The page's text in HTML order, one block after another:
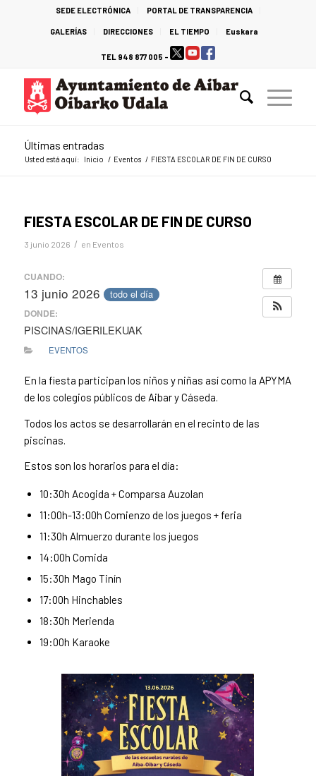
SEDE ELECTRÓNICA PORTAL DE TRANSPARENCIA
GALERÍAS DIRECCIONES EL TIEMPO Euskara
TEL 948 877 005 -
Últimas entradas
Usted está aquí: Inicio / Eventos / FIESTA ESCOLAR DE FIN DE CURSO
FIESTA ESCOLAR DE FIN DE CURSO
3 junio 2026 / en Eventos
CUANDO:
13 junio 2026 todo el día
DONDE:
PISCINAS/IGERILEKUAK
EVENTOS
En la fiesta participan los niños y niñas así como la APYMA
de los colegios públicos de Aibar y Cáseda.
Todos los actos se desarrollarán en el recinto de las
piscinas.
Estos son los horarios para el día:
10:30h Acogida + Comparsa Auzolan
11:00h-13:00h Comienzo de los juegos + feria
11:30h Almuerzo durante los juegos
14:00h Comida
15:30h Mago Tinín
17:00h Hinchables
18:30h Merienda
19:00h Karaoke